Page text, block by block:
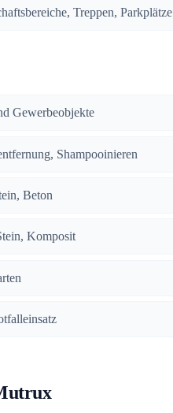
Treppen, Parkplätze
Gewerbeobjekte
Shampooinieren
Beton
Komposit